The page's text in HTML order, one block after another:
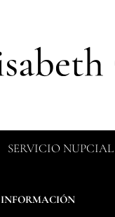
SERVICIO NUPCIAL
INFORMACIÓN